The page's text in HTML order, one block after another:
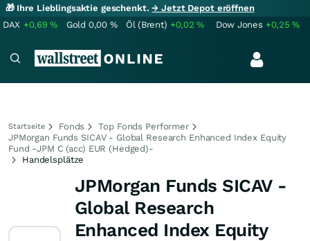
🎁 Ihre Lieblingsaktie geschenkt.→ Jetzt Depot eröffnen
DAX +0,69% Gold 0,00 % Öl (Brent) +0,02% Dow Jones +0,25%
Startseite Fonds
Top Fonds Performer
JPMorgan Funds SICAV - Global Research Enhanced Index Equity
Fund -JPM C (acc) EUR (Hedged)-
Handelsplätze
JPMorgan Funds SICAV -
Global Research
Enhanced Index Equity